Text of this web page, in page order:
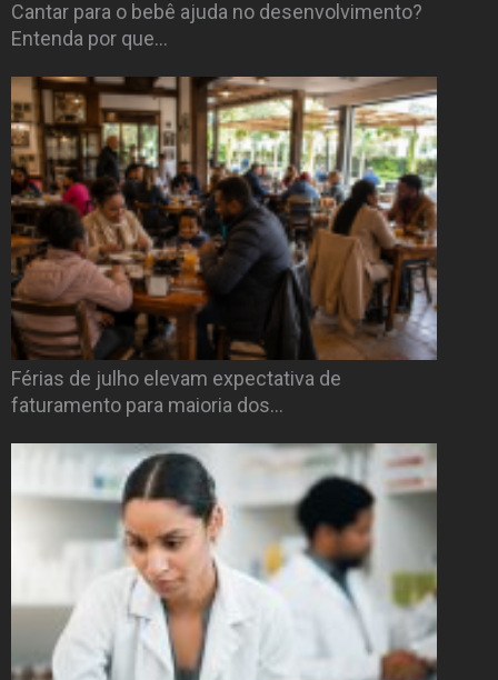
Cantar para o bebê ajuda no desenvolvimento?
Entenda por que…
Férias de julho elevam expectativa de
faturamento para maioria dos…